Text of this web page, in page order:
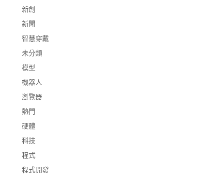
新創
新聞
智慧穿戴
未分類
模型
機器人
瀏覽器
熱門
硬體
科技
程式
程式開發